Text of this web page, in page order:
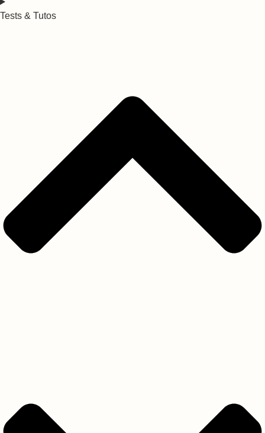
Tests & Tutos